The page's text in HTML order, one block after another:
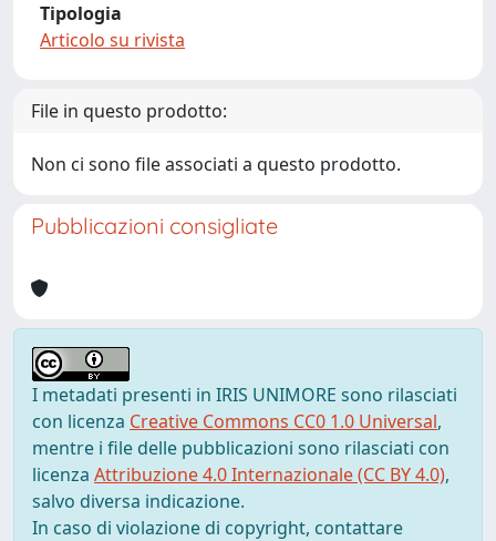
Tipologia
Articolo su rivista
File in questo prodotto:
Non ci sono file associati a questo prodotto.
Pubblicazioni consigliate
I metadati presenti in IRIS UNIMORE sono rilasciati
con licenza Creative Commons CC0 1.0 Universal,
mentre i file delle pubblicazioni sono rilasciati con
licenza Attribuzione 4.0 Internazionale (CC BY 4.0),
salvo diversa indicazione.
In caso di violazione di copyright, contattare